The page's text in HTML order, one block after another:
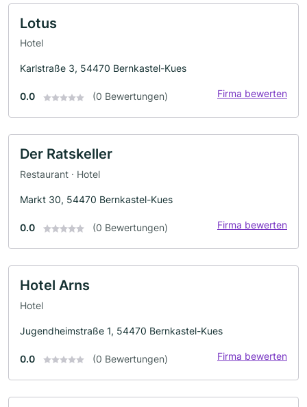
Lotus
Hotel
Karlstraße 3, 54470 Bernkastel-Kues
0.0 (0 Bewertungen) Firma bewerten
Der Ratskeller
Restaurant · Hotel
Markt 30, 54470 Bernkastel-Kues
0.0 (0 Bewertungen) Firma bewerten
Hotel Arns
Hotel
Jugendheimstraße 1, 54470 Bernkastel-Kues
0.0 (0 Bewertungen) Firma bewerten